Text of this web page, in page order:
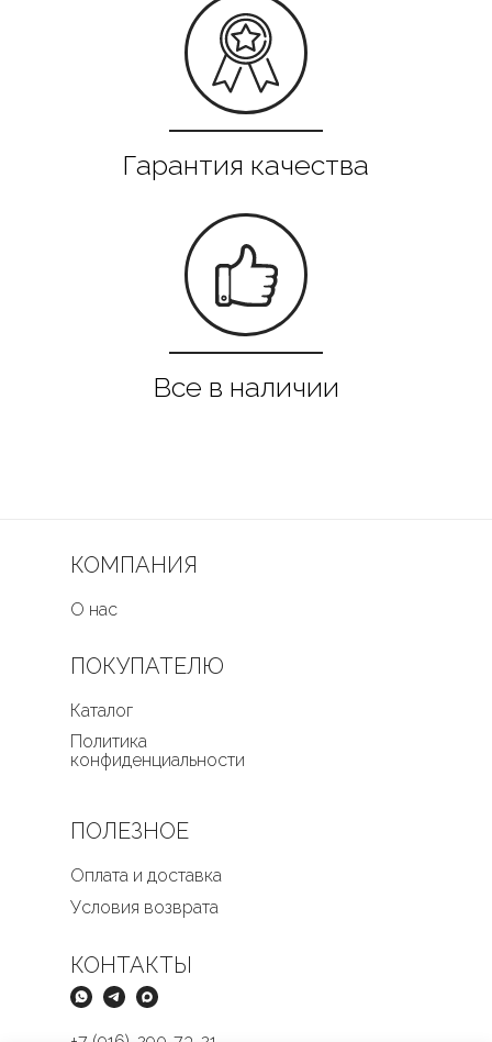
КОМПАНИЯ
О нас
ПОЛЕЗНОЕ
Оплата и доставка
Условия возврата
ПОКУПАТЕЛЮ
Каталог
Политика
конфиденциальности
КОНТАКТЫ